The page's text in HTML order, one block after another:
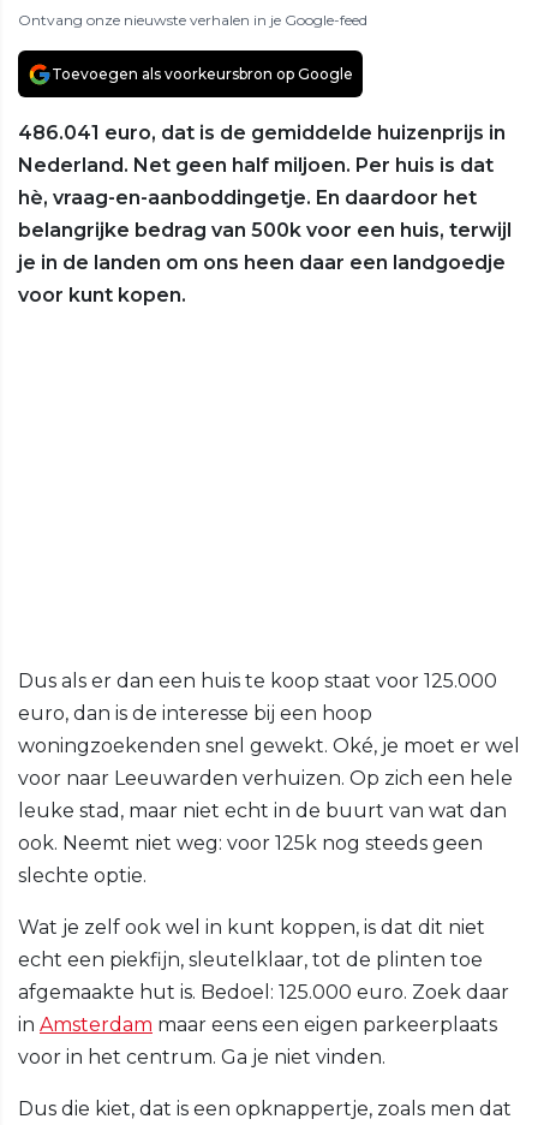
Ontvang onze nieuwste verhalen in je Google-feed
Toevoegen als voorkeursbron op Google
486.041 euro, dat is de gemiddelde huizenprijs in
Nederland. Net geen half miljoen. Per huis is dat
hè, vraag-en-aanboddingetje. En daardoor het
belangrijke bedrag van 500k voor een huis, terwijl
je in de landen om ons heen daar een landgoedje
voor kunt kopen.
Dus als er dan een huis te koop staat voor 125.000
euro, dan is de interesse bij een hoop
woningzoekenden snel gewekt. Oké, je moet er wel
voor naar Leeuwarden verhuizen. Op zich een hele
leuke stad, maar niet echt in de buurt van wat dan
ook. Neemt niet weg: voor 125k nog steeds geen
slechte optie.
Wat je zelf ook wel in kunt koppen, is dat dit niet
echt een piekfijn, sleutelklaar, tot de plinten toe
afgemaakte hut is. Bedoel: 125.000 euro. Zoek daar
in Amsterdam maar eens een eigen parkeerplaats
voor in het centrum. Ga je niet vinden.
Dus die kiet, dat is een opknappertje, zoals men dat